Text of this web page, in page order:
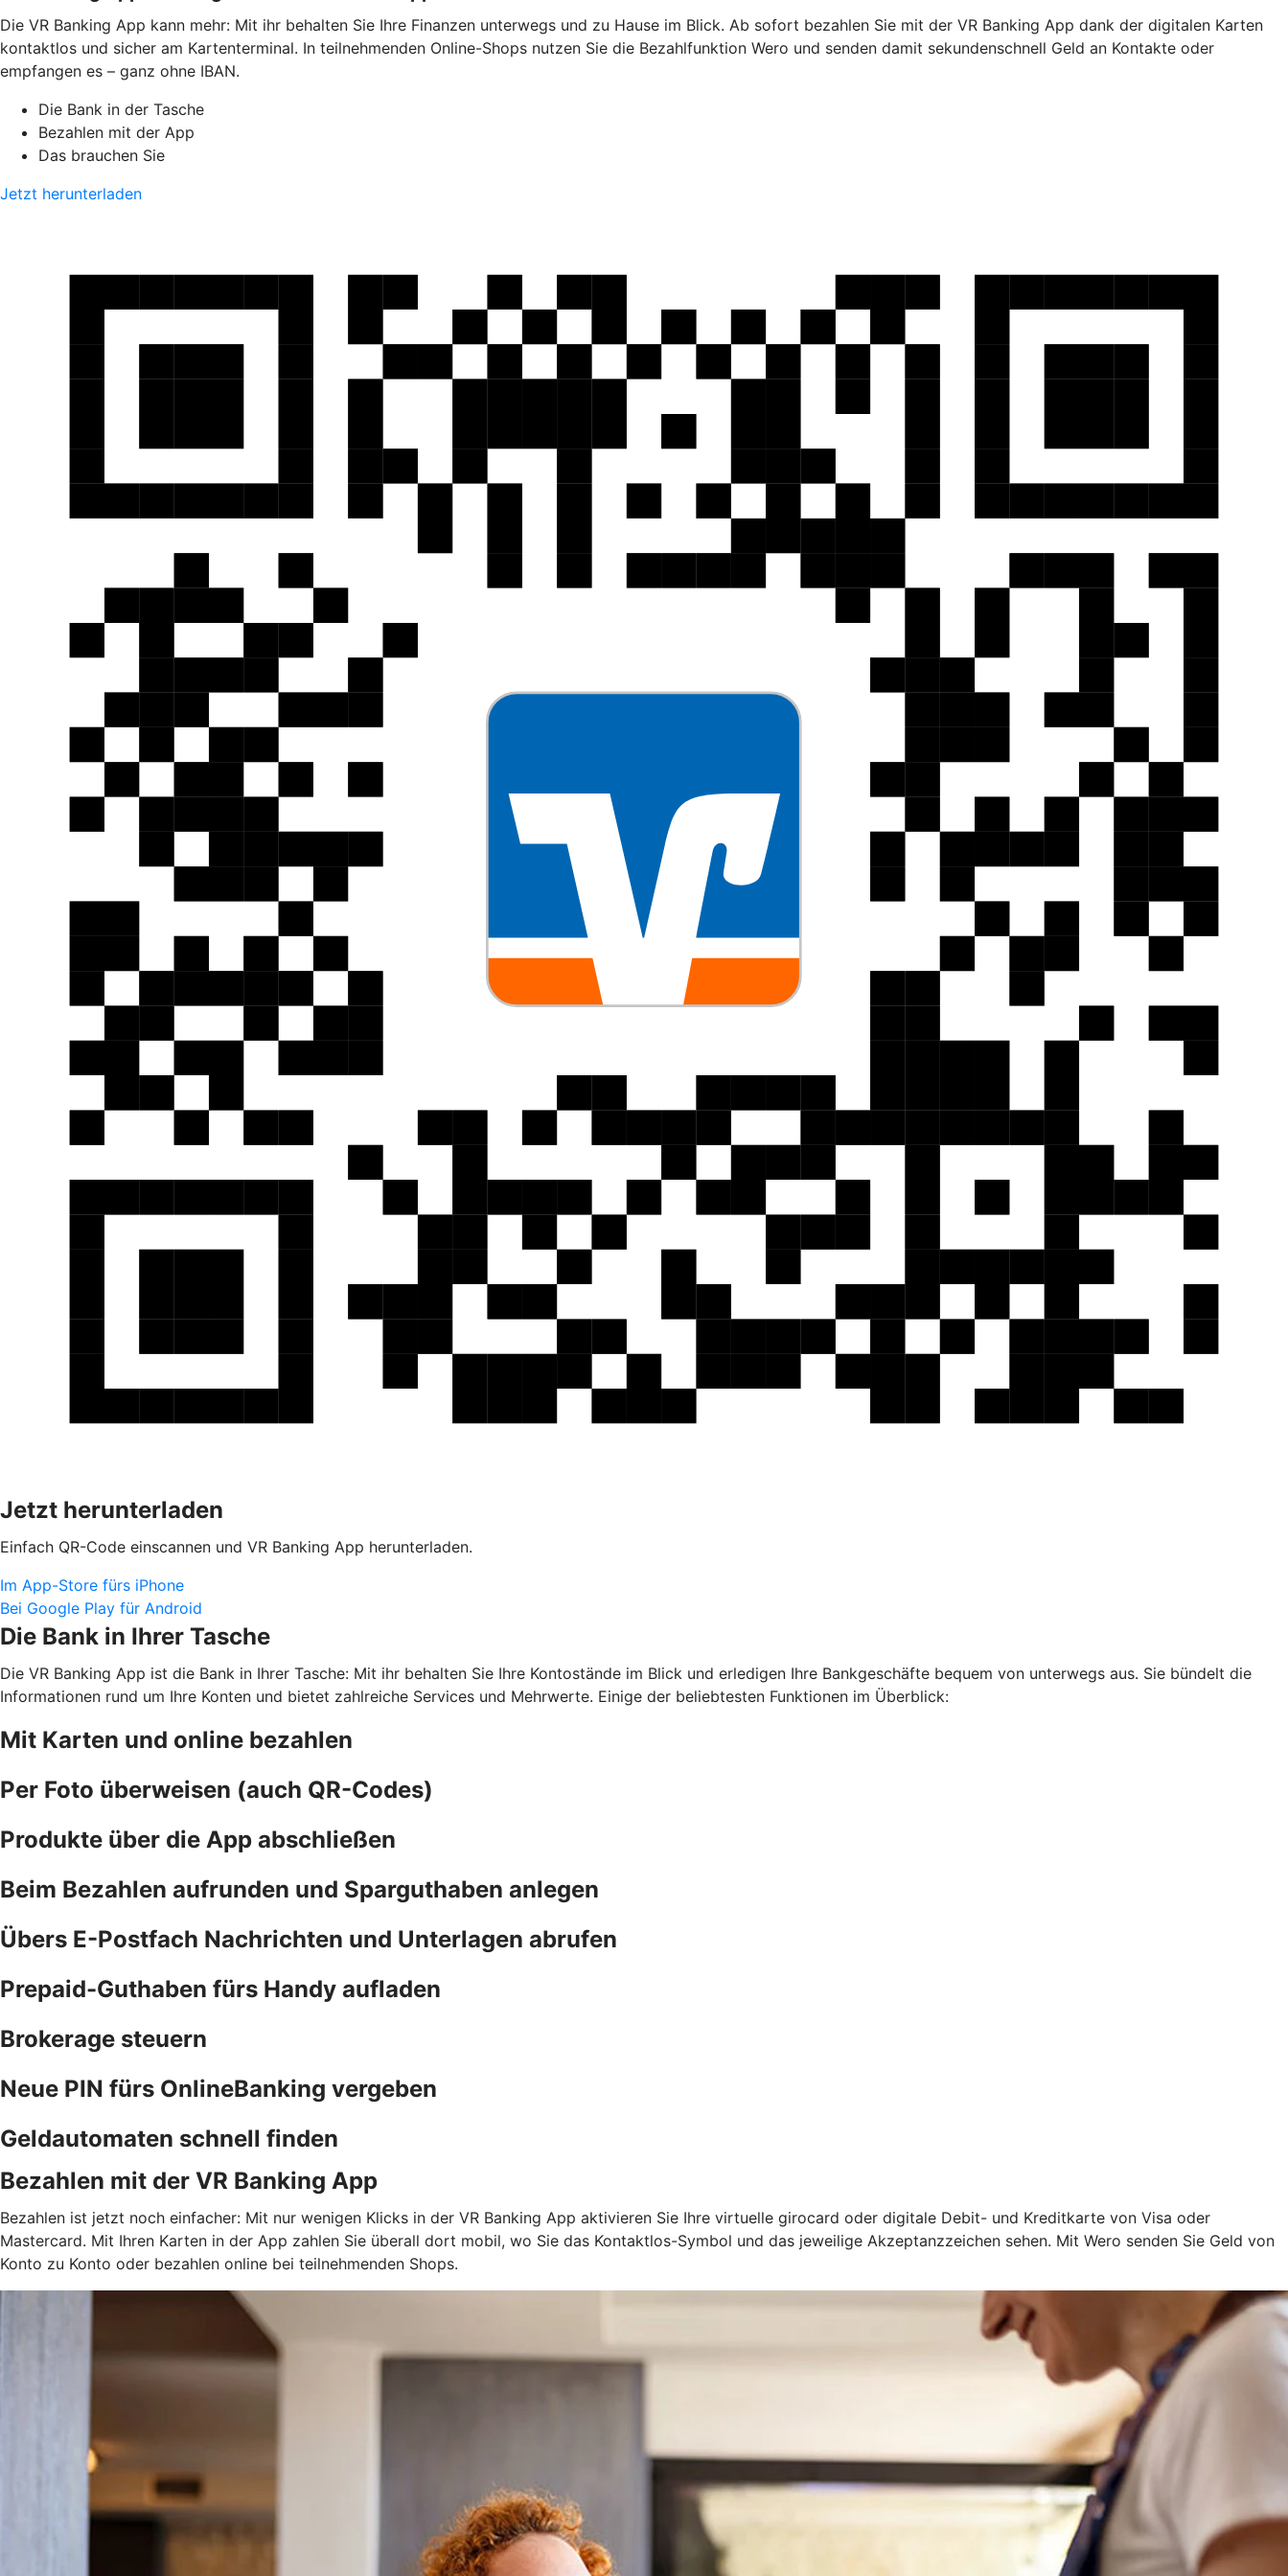
Die VR Banking App kann mehr: Mit ihr behalten Sie Ihre Finanzen unterwegs und zu Hause im Blick. Ab sofort bezahlen Sie mit der VR Banking App dank der digitalen Karten
kontaktlos und sicher am Kartenterminal. In teilnehmenden Online-Shops nutzen Sie die Bezahlfunktion Wero und senden damit sekundenschnell Geld an Kontakte oder
empfangen es – ganz ohne IBAN.
Die Bank in der Tasche
Bezahlen mit der App
Das brauchen Sie
Jetzt herunterladen
Jetzt herunterladen
Einfach QR-Code einscannen und VR Banking App herunterladen.
Im App-Store fürs iPhone
Bei Google Play für Android
Die Bank in Ihrer Tasche
Die VR Banking App ist die Bank in Ihrer Tasche: Mit ihr behalten Sie Ihre Kontostände im Blick und erledigen Ihre Bankgeschäfte bequem von unterwegs aus. Sie bündelt die
Informationen rund um Ihre Konten und bietet zahlreiche Services und Mehrwerte. Einige der beliebtesten Funktionen im Überblick:
Mit Karten und online bezahlen
Per Foto überweisen (auch QR-Codes)
Produkte über die App abschließen
Beim Bezahlen aufrunden und Sparguthaben anlegen
Übers E-Postfach Nachrichten und Unterlagen abrufen
Prepaid-Guthaben fürs Handy aufladen
Brokerage steuern
Neue PIN fürs OnlineBanking vergeben
Geldautomaten schnell finden
Bezahlen mit der VR Banking App
Bezahlen ist jetzt noch einfacher: Mit nur wenigen Klicks in der VR Banking App aktivieren Sie Ihre virtuelle girocard oder digitale Debit- und Kreditkarte von Visa oder
Mastercard. Mit Ihren Karten in der App zahlen Sie überall dort mobil, wo Sie das Kontaktlos-Symbol und das jeweilige Akzeptanzzeichen sehen. Mit Wero senden Sie Geld von
Konto zu Konto oder bezahlen online bei teilnehmenden Shops.